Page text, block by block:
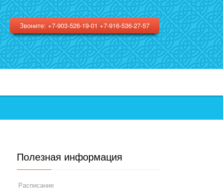
Звоните: +7-903-526-19-01 +7-916-536-27-57
Полезная информация
Расписание